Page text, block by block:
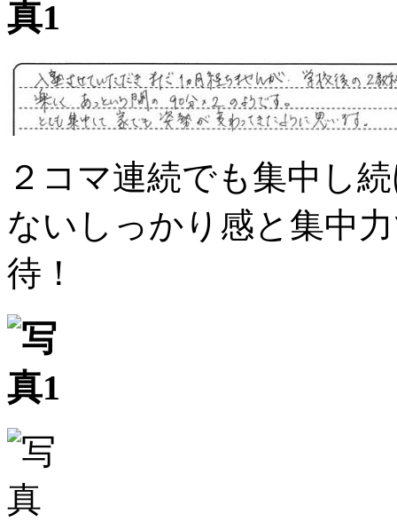
２コマ連続でも集中し
ないしっかり感と集中
待！